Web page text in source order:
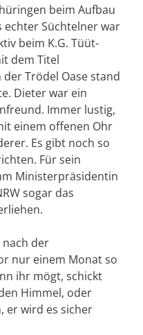
beim Aufbau
echter Süchtelner war
beim K.G. Tüüt-
dem Titel
der Trödel Oase stand
Dieter war ein
Immer lustig,
einem offenen Ohr
Es gibt noch so
Für sein
Ministerpräsidentin
sogar das
nach der
nur einem Monat so
ihr mögt, schickt
Himmel, oder
er wird es sicher